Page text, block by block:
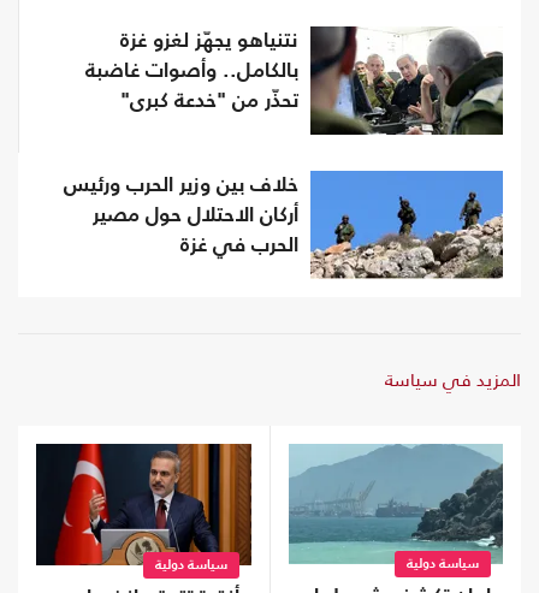
نتنياهو يجهّز لغزو غزة
بالكامل.. وأصوات غاضبة
تحذّر من "خدعة كبرى"
خلاف بين وزير الحرب ورئيس
أركان الاحتلال حول مصير
الحرب في غزة
المزيد في سياسة
سياسة دولية سياسة دولية